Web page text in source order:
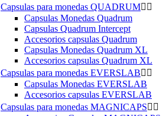
Capsulas para monedas QUADRUM 
Capsulas Monedas Quadrum
Capsulas Quadrum Intercept
Accesorios capsulas Quadrum
Capsulas Monedas Quadrum XL
Accesorios capsulas Quadrum XL
Capsulas para monedas EVERSLAB 
Capsulas Monedas EVERSLAB
Accesorios capsulas EVERSLAB
Capsulas para monedas MAGNICAPS 